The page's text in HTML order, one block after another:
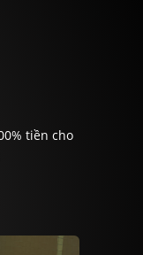
tiền cho